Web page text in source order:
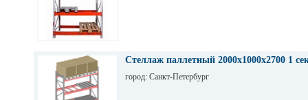
Стеллаж паллетный 2000х1000х2700 1
город: Санкт-Петербург